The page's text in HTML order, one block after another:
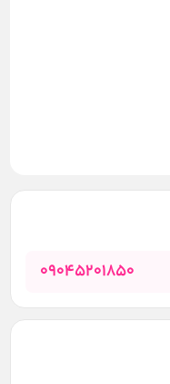
09045201850